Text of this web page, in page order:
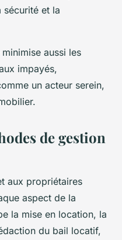
et la
aussi les
impayés,
un acteur serein,
de gestion
aux propriétaires
aspect de la
la mise en location, la
du bail locatif,